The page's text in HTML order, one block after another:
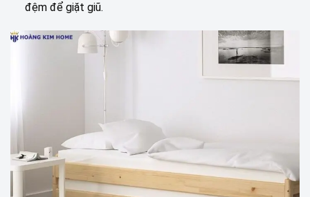
đệm để giặt giũ.